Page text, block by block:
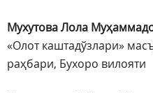
Мухутова Лола
«Олот каштадўзлари»
раҳбари, Бухоро вилояти